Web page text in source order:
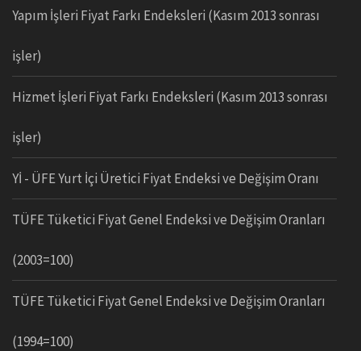
Yapım İşleri Fiyat Farkı Endeksleri (Kasım 2013 sonrası
işler)
Hizmet İşleri Fiyat Farkı Endeksleri (Kasım 2013 sonrası
işler)
Yİ - ÜFE Yurt İçi Üretici Fiyat Endeksi ve Değişim Oranı
TÜFE Tüketici Fiyat Genel Endeksi ve Değişim Oranları
(2003=100)
TÜFE Tüketici Fiyat Genel Endeksi ve Değişim Oranları
(1994=100)